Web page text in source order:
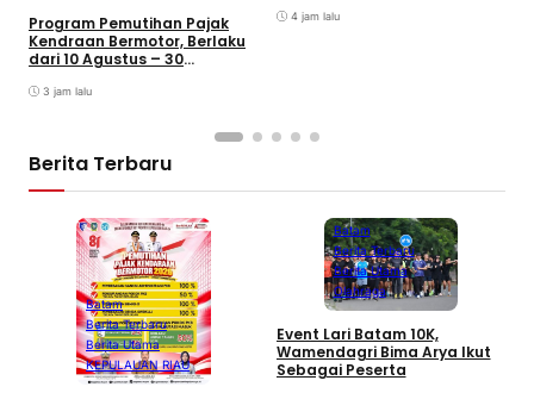
Program Pemutihan Pajak
Kendraan Bermotor, Berlaku
dari 10 Agustus – 30
3 jam lalu
4 jam lalu
Berita Terbaru
Batam
Berita Terbaru
Berita Utama
KEPULAUAN RIAU
Batam
Berita Terbaru
Berita Utama
Olahraga
Event Lari Batam 10K,
Wamendagri Bima Arya Ikut
Sebagai Peserta